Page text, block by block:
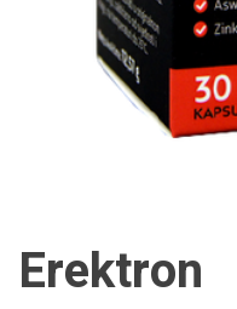
Erektron